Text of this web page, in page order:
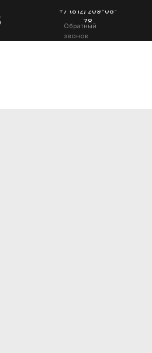
+7 (812) 209-08-
78
Обратный
звонок